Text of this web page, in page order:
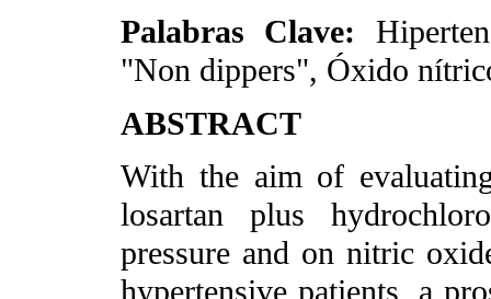
Palabras Clave:
"Non dippers", Óxido
ABSTRACT
With the aim of
losartan plus
pressure and on nitric
hypertensive patients, a